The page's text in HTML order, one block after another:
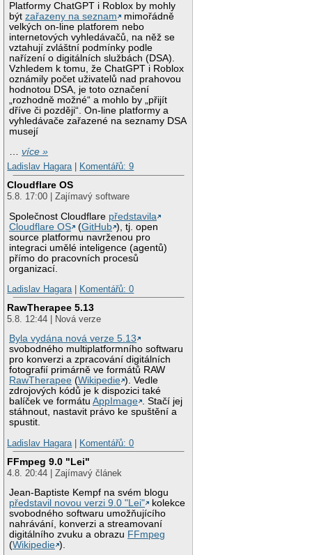
Platformy ChatGPT i Roblox by mohly
býtzařazeny na seznam
mimořádně
velkých on-line platforem nebo
internetových vyhledávačů, na něž se
vztahují zvláštní podmínky podle
nařízení o digitálních službách (DSA).
Vzhledem k tomu, že ChatGPT i Roblox
oznámily počet uživatelů nad prahovou
hodnotou DSA, je toto označení
„rozhodně možné“ a mohlo by „přijít
dříve či později“. On-line platformy a
vyhledávače zařazené na seznamy DSA
musejí
…více »
Ladislav Hagara| Komentářů: 9
Cloudflare OS
5.8. 17:00 | Zajímavý software
Společnost Cloudflare představila
Cloudflare OS
(GitHub ), tj. open
source platformu navrženou pro
integraci umělé inteligence (agentů)
přímo do pracovních procesů
organizací.
Ladislav Hagara| Komentářů: 0
RawTherapee 5.13
5.8. 12:44 | Nová verze
Byla vydána nová verze 5.13
svobodného multiplatformního softwaru
pro konverzi a zpracování digitálních
fotografií primárně ve formátů RAW
RawTherapee (Wikipedie ). Vedle
zdrojových kódů je k dispozici také
balíček ve formátuAppImage . Stačí jej
stáhnout, nastavit právo ke spuštění a
spustit.
Ladislav Hagara| Komentářů: 0
FFmpeg 9.0 "Lei"
4.8. 20:44 | Zajímavý článek
Jean-Baptiste Kempf na svém blogu
představil novou verzi 9.0 "Lei"
kolekce
svobodného softwaru umožňujícího
nahrávání, konverzi a streamovaní
digitálního zvuku a obrazu FFmpeg
(Wikipedie ).